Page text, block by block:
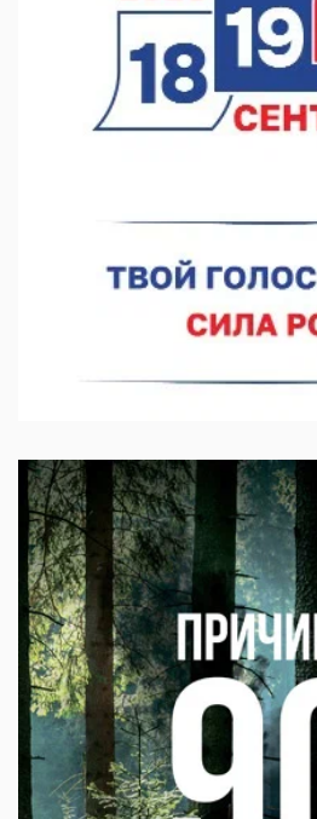
В Нижегородской области
07.08.2026 11:46